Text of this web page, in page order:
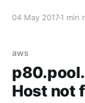
/var/lib/aws/
/resources/
04 May 20171 min
aws
Host not